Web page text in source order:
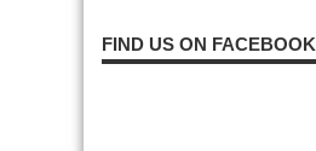
FIND US ON FACEBOOK